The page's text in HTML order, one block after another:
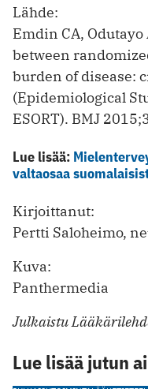
Lähde:
Emdin CA,
between
burden of disease:
(Epidemiological
ESORT). BMJ
Lue lisää:
valtaosaa
Kirjoittanut:
Pertti Saloheimo,
Kuva:
Panthermedia
Julkaistu
Lue lisää jutun